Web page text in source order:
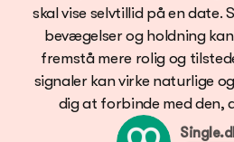
skal vise selvtillid på en date.
bevægelser og holdning
fremstå mere rolig og
signaler kan virke naturlige
dig at forbinde med den,